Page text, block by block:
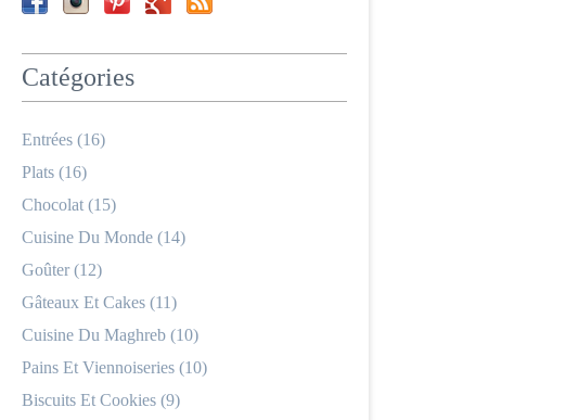
Catégories
Entrées (16)
Plats (16)
Chocolat (15)
Cuisine Du Monde (14)
Goûter (12)
Gâteaux Et Cakes (11)
Cuisine Du Maghreb (10)
Pains Et Viennoiseries (10)
Biscuits Et Cookies (9)